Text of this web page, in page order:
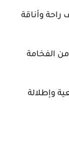
وأناقة
الفخامة
وإطلالة